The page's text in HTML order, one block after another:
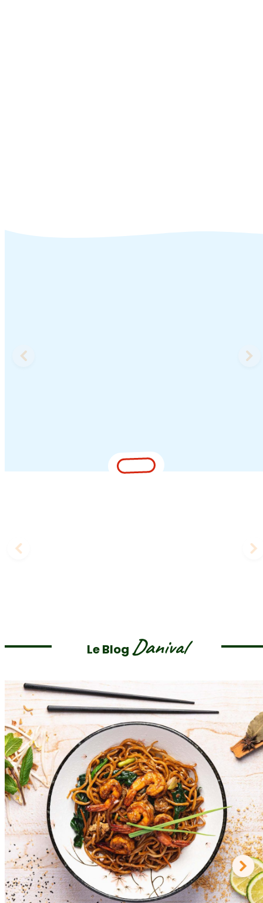
Le Blog Danival